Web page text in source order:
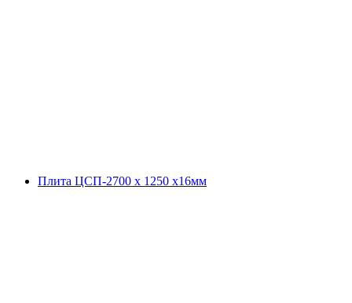
Плита ЦСП-2700 х 1250 х16мм